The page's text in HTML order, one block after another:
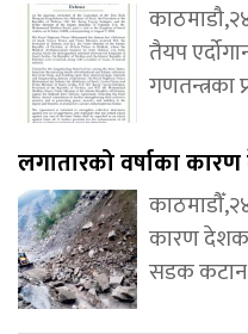
तैयप
गणतन्त्रका
लगातारको वर्षाका
कारण देशका
सडक कटान